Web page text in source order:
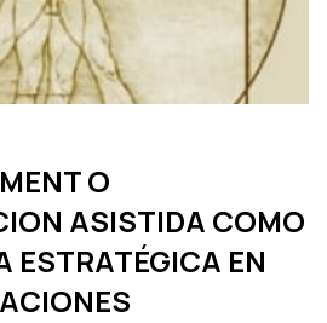
O
ASISTIDA COMO
ESTRATÉGICA EN